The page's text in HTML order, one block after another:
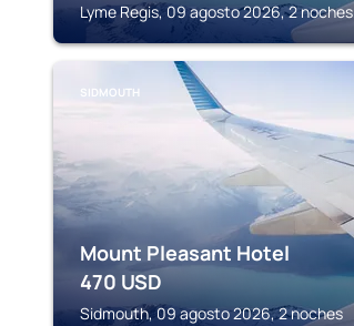
Lyme Regis, 09 agosto 2026, 2 noches
SIDMOUTH
Mount Pleasant Hotel
470 USD
Sidmouth, 09 agosto 2026, 2 noches